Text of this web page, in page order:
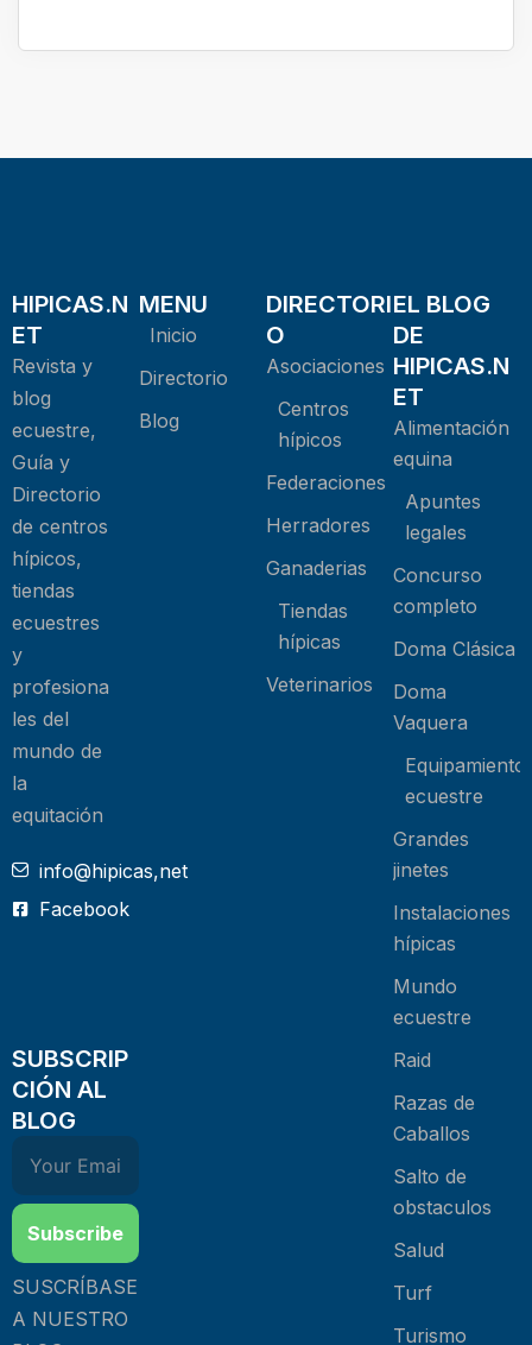
HIPICAS.N
ET
Revista y
blog
ecuestre,
Guía y
Directorio
de centros
hípicos,
tiendas
ecuestres
y
profesiona
les del
mundo de
la
equitación
info@hipicas,net
Facebook
SUBSCRIP
CIÓN AL
BLOG
Subscribe
SUSCRÍBASE
A NUESTRO
MENU
Inicio
Directorio
Blog
DIRECTORI
O
Asociaciones
Centros
hípicos
Federaciones
Herradores
Ganaderias
Tiendas
hípicas
Veterinarios
EL BLOG
DE
HIPICAS.N
ET
Alimentación
equina
Apuntes
legales
Concurso
completo
Doma Clásica
Doma
Vaquera
Equipamiento
ecuestre
Grandes
jinetes
Instalaciones
hípicas
Mundo
ecuestre
Raid
Razas de
Caballos
Salto de
obstaculos
Salud
Turf
Turismo